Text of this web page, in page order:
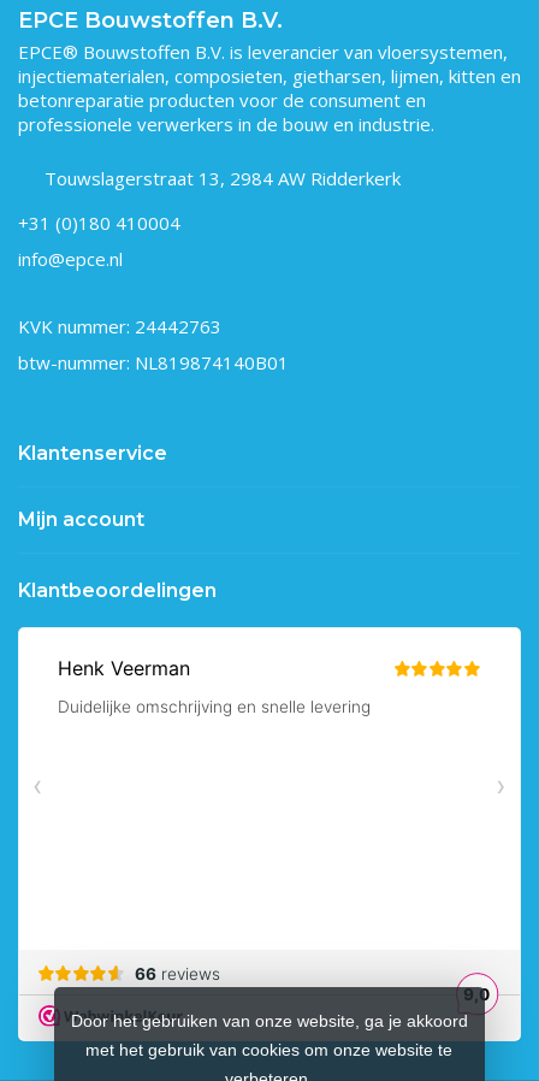
EPCE Bouwstoffen B.V.
EPCE® Bouwstoffen B.V. is leverancier van vloersystemen,
injectiematerialen, composieten, gietharsen, lijmen, kitten en
betonreparatie producten voor de consument en
professionele verwerkers in de bouw en industrie.
Touwslagerstraat 13, 2984 AW Ridderkerk
+31 (0)180 410004
info@epce.nl
KVK nummer: 24442763
btw-nummer: NL819874140B01
Klantenservice
Mijn account
Klantbeoordelingen
Door het gebruiken van onze website, ga je akkoord
met het gebruik van cookies om onze website te